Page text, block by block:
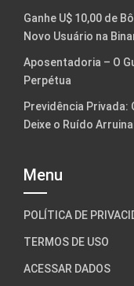
Ganhe U$ 10,00 de
Novo Usuário na
Aposentadoria – O
Perpétua
Previdência Privada:
Deixe o Ruído
Menu
POLÍTICA DE
TERMOS DE USO
ACESSAR DADOS